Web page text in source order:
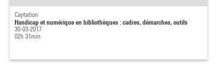
Captation
Handicap et numérique en bibliothèques : cadres, démarches, outils
30-03-2017
02h 31min